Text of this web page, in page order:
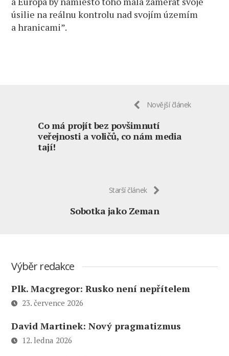
úsilie na reálnu kontrolu nad svojím územím
a hranicami”.
Novější článek
Co má projít bez povšimnutí
veřejnosti a voličů, co nám media
tají!
Starší článek
Sobotka jako Zeman
Výběr redakce
Plk. Macgregor: Rusko není nepřítelem
23. července 2026
David Martinek: Nový pragmatizmus
12. ledna 2026